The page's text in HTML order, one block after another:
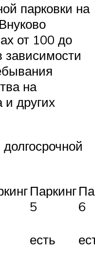
парковки на
от 100 до
зависимости
на
и других
Паркинг
5
6
есть